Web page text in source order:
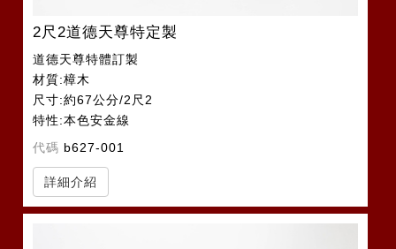
2尺2道德天尊特定製
道德天尊特體訂製
材質:樟木
尺寸:約67公分/2尺2
特性:本色安金線
代碼 b627-001
詳細介紹